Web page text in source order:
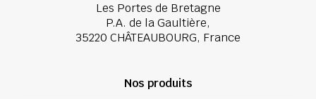
Les Portes de Bretagne
P.A. de la Gaultière,
35220 CHÂTEAUBOURG, France
Nos produits